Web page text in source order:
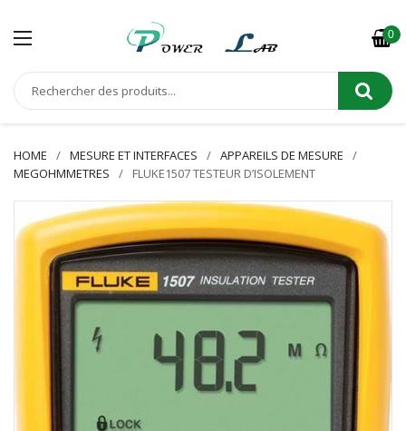
0
HOME MESURE ET INTERFACES
APPAREILS DE MESURE
MEGOHMMETRES
FLUKE1507 TESTEUR D’ISOLEMENT